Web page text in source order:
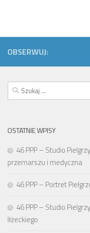
OBSERWUJ:
Szukaj:
OSTATNIE WPISY
46 PPP – Studio
przemarszu i medyczna
46 PPP – Portret
46 PPP – Studio
Iłżeckiego